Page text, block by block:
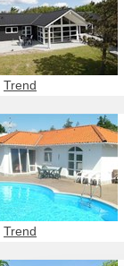
Trend
Trend